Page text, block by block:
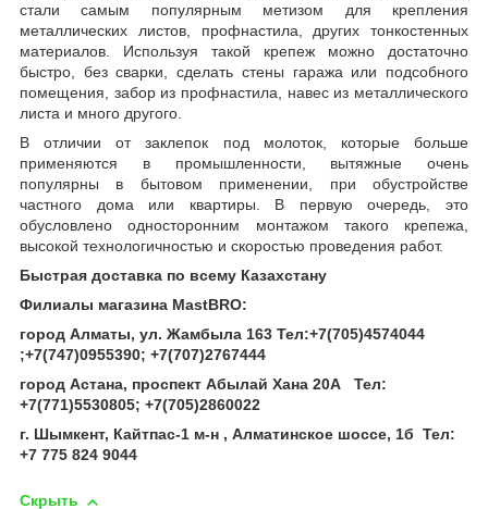
стали самым популярным метизом для крепления
металлических листов, профнастила, других тонкостенных
материалов. Используя такой крепеж можно достаточно
быстро, без сварки, сделать стены гаража или подсобного
помещения, забор из профнастила, навес из металлического
листа и много другого.
В отличии от заклепок под молоток, которые больше
применяются в промышленности, вытяжные очень
популярны в бытовом применении, при обустройстве
частного дома или квартиры. В первую очередь, это
обусловлено односторонним монтажом такого крепежа,
высокой технологичностью и скоростью проведения работ.
Быстрая доставка по всему Казахстану
Филиалы магазина MastBRO:
город Алматы, ул. Жамбыла 163 Тел:+7(705)4574044
;+7(747)0955390; +7(707)2767444
город Астана, проспект Абылай Хана 20А
Тел:
+7(771)5530805; +7(705)2860022
г. Шымкент, Кайтпас-1 м-н , Алматинское шоссе, 1б Тел:
+7 775 824 9044
Скрыть